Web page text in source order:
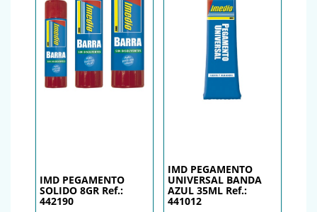
IMD PEGAMENTO
SOLIDO 8GR Ref.:
442190
IMD PEGAMENTO
UNIVERSAL BANDA
AZUL 35ML Ref.:
441012